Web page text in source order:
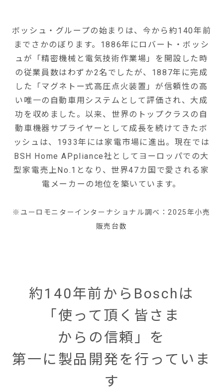
ボッシュ・グループの始まりは、今から約140年前
までさかのぼります。1886年にロバート・ボッシ
ュが「精密機械と電気技術作業場」を開設した時
の従業員数はわずか2名でしたが、1887年に完成
した「マグネトー式高圧点火装置」が信頼性の高
い唯一の自動車用システムとして評価され、大成
功を収めました。以来、世界のトップクラスの自
動車機器サプライヤーとして成長を続けてきたボ
ッシュは、1933年には家電市場に進出。現在では
BSH Home APpliance社としてヨーロッパでの大
型家電売上No.1となり、世界47カ国で愛される家
電メーカーの地位を築いています。
※ユーロモニターインターナショナル調べ：2025年小売
販売台数
約140年前からBoschは
「使って頂く皆さま
からの信頼」を
第一に製品開発を行っていま
す